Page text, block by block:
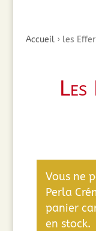
Accueil› les
Vous ne
Perla
panier
en stock.